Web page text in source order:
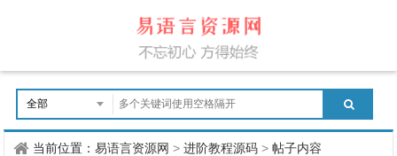
当前位置：易语言资源网 >进阶教程源码 >帖子内容